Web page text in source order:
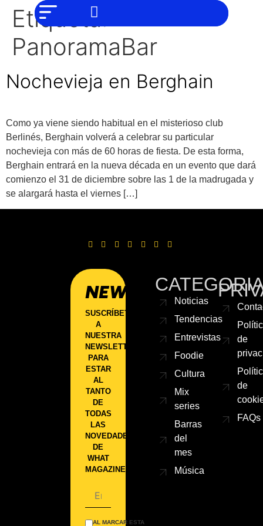
Tendencias
Entrevistas
Foodie
Mix
series
Barras
Del
Mes
Música
PERO IGUAL
Etiqueta:
PanoramaBar
Nochevieja en Berghain
Como ya viene siendo habitual en el misterioso club
Berlinés, Berghain volverá a celebrar su particular
nochevieja con más de 60 horas de fiesta. De esta forma,
Berghain entrará en la nueva década en un evento que dará
comienzo el 31 de diciembre sobre las 1 de la madrugada y
se alargará hasta el viernes […]
NEWSLETTER
SUSCRÍBETE
A
NUESTRA
NEWSLETTER
PARA
ESTAR
AL
TANTO
DE
TODAS
LAS
NOVEDADES
DE
WHAT
MAGAZINE.
AL MARCAR ESTA
Noticias
Tendencias
Entrevistas
Foodie
Cultura
Mix
series
Barras
del
mes
Música
de
de
FAQs